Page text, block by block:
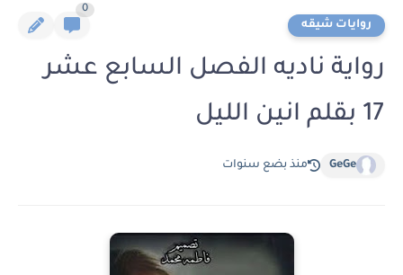
روايات شيقه
0
رواية ناديه الفصل السابع عشر
17 بقلم انين الليل
GeGe منذ بضع سنوات